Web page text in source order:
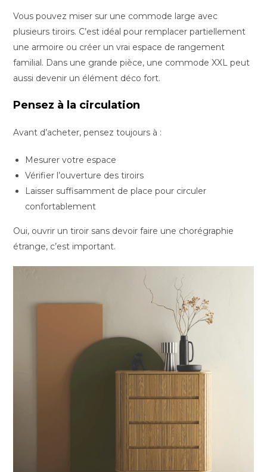
Vous pouvez miser sur une commode large avec
plusieurs tiroirs. C’est idéal pour remplacer partiellement
une armoire ou créer un vrai espace de rangement
familial. Dans une grande pièce, une commode XXL peut
aussi devenir un élément déco fort.
Pensez à la circulation
Avant d’acheter, pensez toujours à :
Mesurer votre espace
Vérifier l’ouverture des tiroirs
Laisser suffisamment de place pour circuler
confortablement
Oui, ouvrir un tiroir sans devoir faire une chorégraphie
étrange, c’est important.